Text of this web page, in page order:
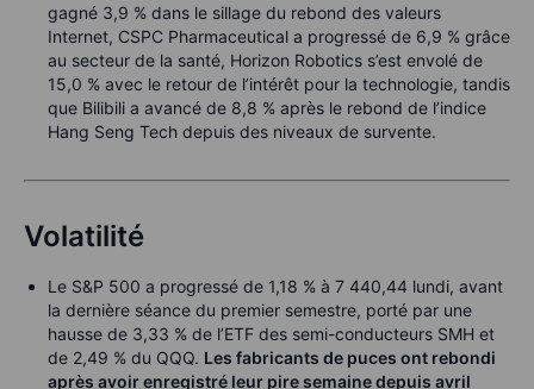
gagné 3,9 % dans le sillage du rebond des valeurs
Internet, CSPC Pharmaceutical a progressé de 6,9 % grâce
au secteur de la santé, Horizon Robotics s’est envolé de
15,0 % avec le retour de l’intérêt pour la technologie, tandis
que Bilibili a avancé de 8,8 % après le rebond de l’indice
Hang Seng Tech depuis des niveaux de survente.
Volatilité
Le S&P 500 a progressé de 1,18 % à 7 440,44 lundi, avant
la dernière séance du premier semestre, porté par une
hausse de 3,33 % de l’ETF des semi-conducteurs SMH et
de 2,49 % du QQQ. Les fabricants de puces ont rebondi
après avoir enregistré leur pire semaine depuis avril